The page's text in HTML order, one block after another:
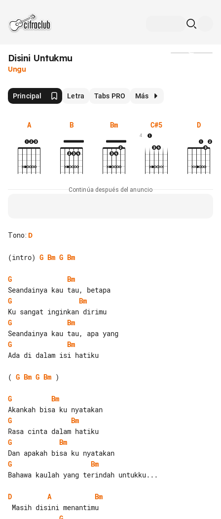
Disini Untukmu
Ungu
Principal Letra Tabs PRO Más
A B Bm C#5
4
D
Continúa después del anuncio
Tono: D
(intro) G Bm G Bm
G
Bm
G
Bm
G
Bm
G
Bm
Ada di dalam isi hatiku
( G Bm G Bm )
G
Bm
G
Bm
G
Bm
G
Bm
Bahawa kaulah yang terindah untukku...
D A
Bm